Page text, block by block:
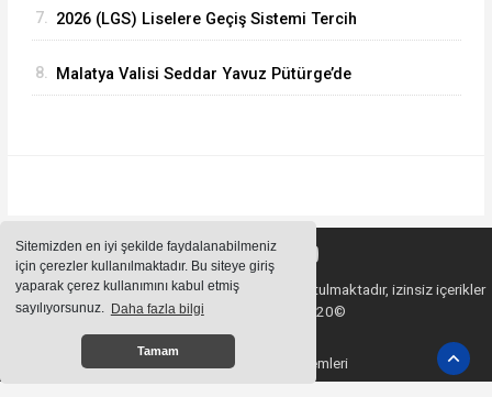
Sitemizden en iyi şekilde faydalanabilmeniz
için çerezler kullanılmaktadır. Bu siteye giriş
yaparak çerez kullanımını kabul etmiş
sayılıyorsunuz. Daha fazla bilgi
Tamam
7. 2026 (LGS) Liselere Geçiş Sistemi Tercih
8. Malatya Valisi Seddar Yavuz Pütürge’de
Sitemizde bulunan içeriklerin tüm hakları saklı tutulmaktadır, izinsiz içerikler
kullanılamaz. Copyright 2020©
Haber Yazılımı: Haber Sistemleri